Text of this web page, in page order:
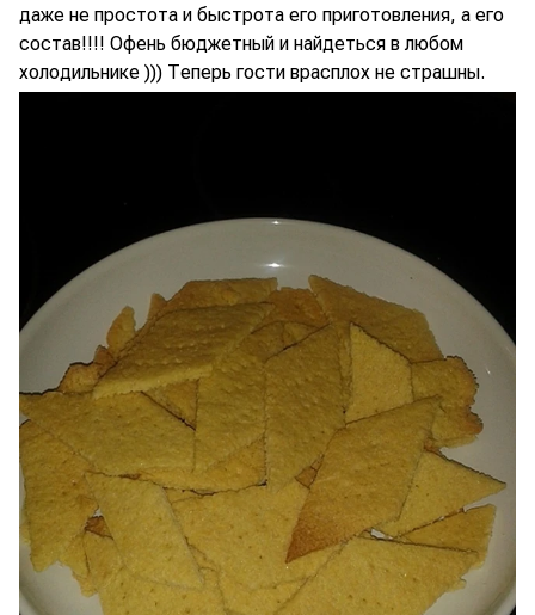
даже не простота и быстрота его приготовления, а его
состав!!!! Офень бюджетный и найдеться в любом
холодильнике ))) Теперь гости врасплох не страшны.